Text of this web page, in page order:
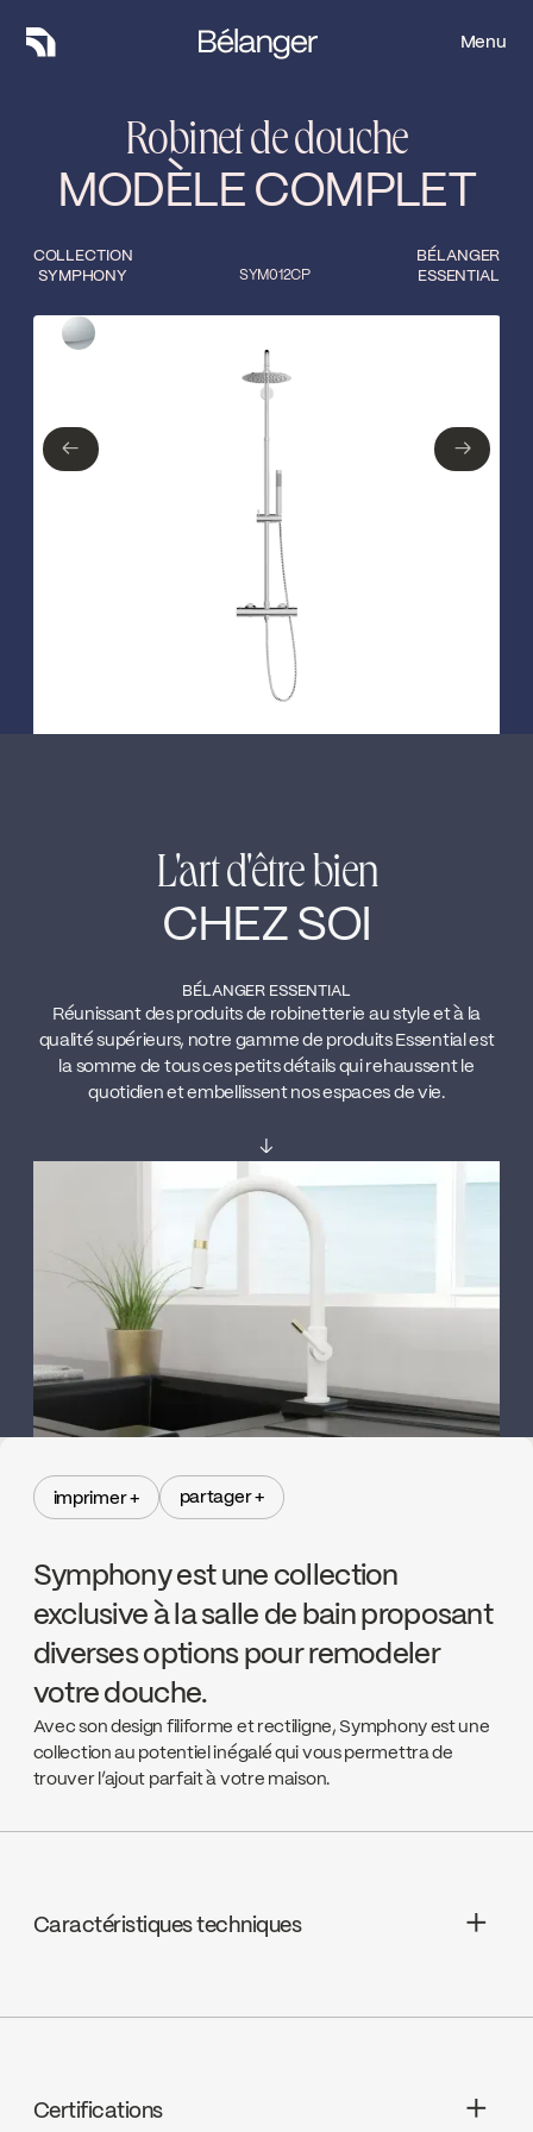
Menu
Menu
COLLECTION
SYMPHONY
Robinet de douche
MODÈLE COMPLET
BÉLANGER
ESSENTIAL
SYM012CP
Type de finition
← →
L'art d'être bien
CHEZ SOI
BÉLANGER ESSENTIAL
Réunissant des produits de robinetterie au style et à la
qualité supérieurs, notre gamme de produits Essential est
la somme de tous ces petits détails qui rehaussent le
quotidien et embellissent nos espaces de vie.
↓
imprimer + partager +
Symphony est une collection
exclusive à la salle de bain proposant
diverses options pour remodeler
votre douche.
Avec son design filiforme et rectiligne, Symphony est une
collection au potentiel inégalé qui vous permettra de
trouver l’ajout parfait à votre maison.
Caractéristiques techniques
Garantie à vie limitée
FCCART006
Certifications